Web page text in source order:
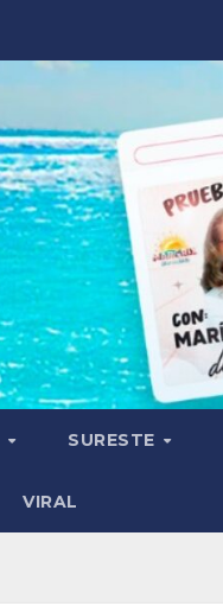
SURESTE
VIRAL